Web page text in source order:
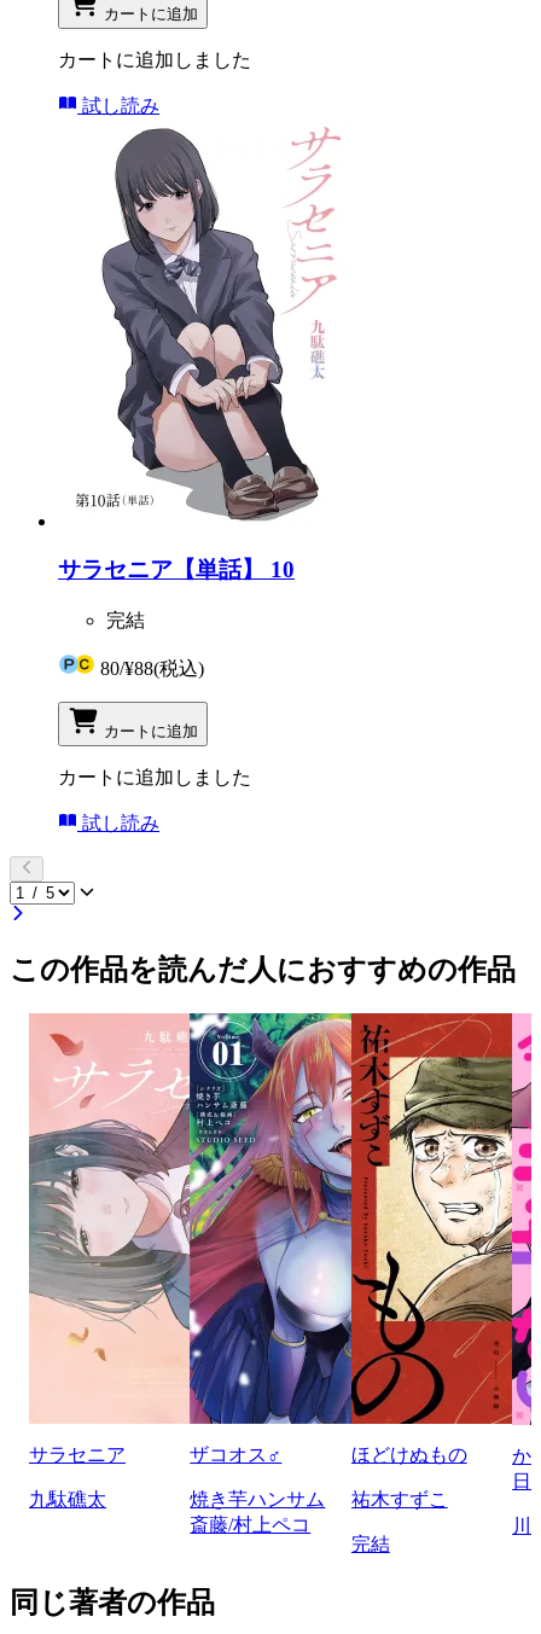
カートに追加
カートに追加しました
試し読み
サラセニア【単話】 10
完結
80/¥88(税込)
カートに追加
カートに追加しました
試し読み
この作品を読んだ人におすすめの作品
サラセニア
九駄礁太
ザコオス♂
焼き芋ハンサム
斎藤/村上ペコ
ほどけぬもの
祐木すずこ
完結
か
日
川
同じ著者の作品